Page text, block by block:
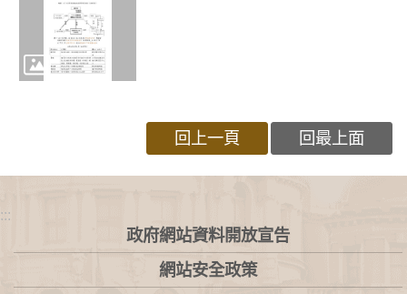
回上一頁 回最上面
:::
政府網站資料開放宣告
網站安全政策